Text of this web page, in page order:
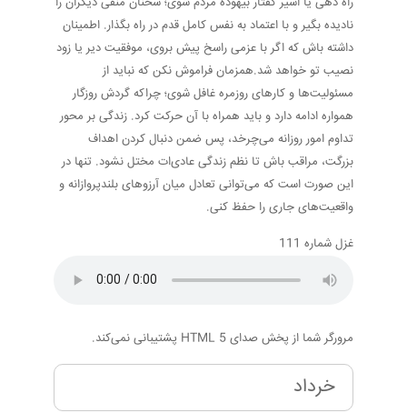
نادیده بگیر و با اعتماد به نفس کامل قدم در راه بگذار. اطمینان
داشته باش که اگر با عزمی راسخ پیش بروی، موفقیت دیر یا زود
نصیب تو خواهد شد.همزمان فراموش نکن که نباید از
مسئولیت‌ها و کارهای روزمره غافل شوی؛ چراکه گردش روزگار
همواره ادامه دارد و باید همراه با آن حرکت کرد. زندگی بر محور
تداوم امور روزانه می‌چرخد، پس ضمن دنبال کردن اهداف
بزرگت، مراقب باش تا نظم زندگی عادی‌ات مختل نشود. تنها در
این صورت است که می‌توانی تعادل میان آرزوهای بلندپروازانه و
واقعیت‌های جاری را حفظ کنی.
غزل شماره 111
مرورگر شما از پخش صدای HTML 5 پشتیبانی نمی‌کند.
خرداد